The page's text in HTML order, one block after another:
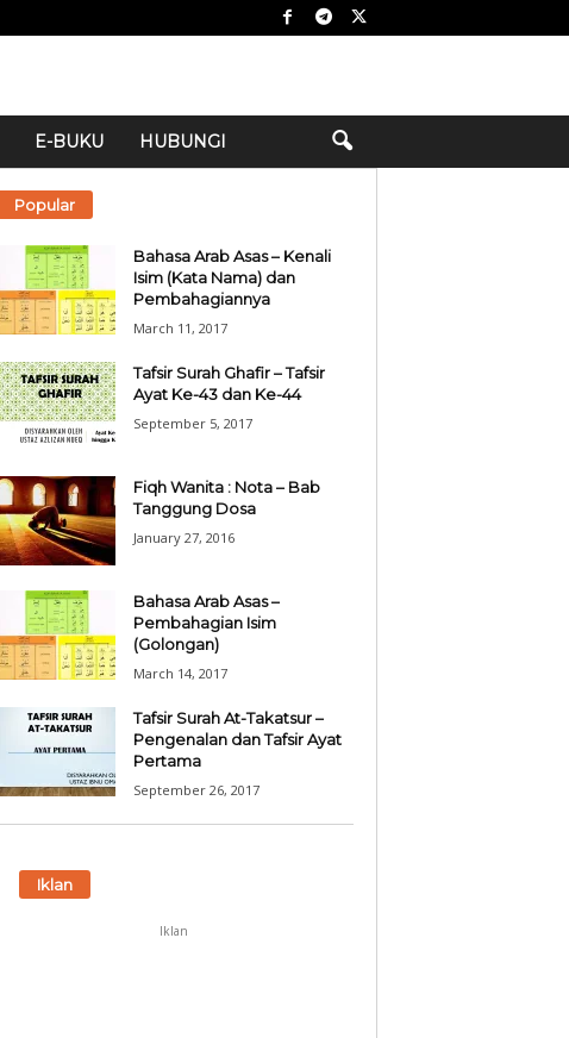
E-BUKU HUBUNGI
Popular
Bahasa Arab Asas – Kenali
Isim (Kata Nama) dan
Pembahagiannya
March 11, 2017
Tafsir Surah Ghafir – Tafsir
Ayat Ke-43 dan Ke-44
September 5, 2017
Fiqh Wanita : Nota – Bab
Tanggung Dosa
January 27, 2016
Bahasa Arab Asas –
Pembahagian Isim
(Golongan)
March 14, 2017
Tafsir Surah At-Takatsur –
Pengenalan dan Tafsir Ayat
Pertama
September 26, 2017
Iklan
Iklan